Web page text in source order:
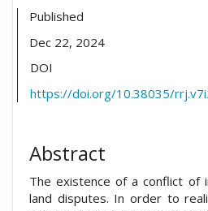
Published
Dec 22, 2024
DOI
https://doi.org/10.38035/
Abstract
The existence of a conflict of
land disputes. In order to